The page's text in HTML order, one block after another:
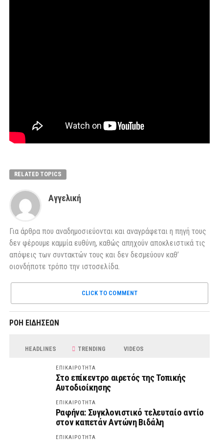
RELATED TOPICS
Αγγελική
Για άρθρα που αναδημοσιεύονται και αναγράφεται η πηγή τους
δεν φέρουμε καμμία ευθύνη, καθώς απηχούν αποκλειστικά τις
απόψεις των συντακτών τους και δεν δεσμεύουν καθ’
οιονδήποτε τρόπο την ιστοσελίδα.
CLICK TO COMMENT
ΡΟΗ ΕΙΔΗΣΕΩΝ
HEADLINES TRENDING VIDEOS
ΕΠΙΚΑΙΡΟΤΗΤΑ
Στο επίκεντρο αιρετός της Τοπικής
Αυτοδιοίκησης
ΕΠΙΚΑΙΡΟΤΗΤΑ
Ραφήνα: Συγκλονιστικό τελευταίο αντίο
στον καπετάν Αντώνη Βιδάλη
ΕΠΙΚΑΙΡΟΤΗΤΑ